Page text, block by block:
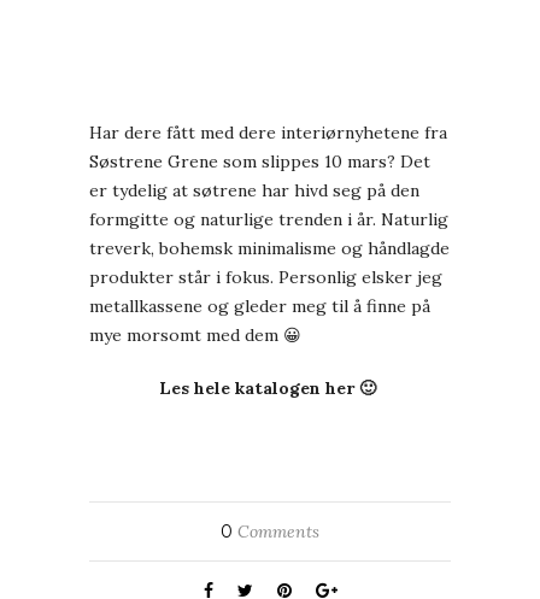
Har dere fått med dere interiørnyhetene fra
Søstrene Grene som slippes 10 mars? Det
er tydelig at søtrene har hivd seg på den
formgitte og naturlige trenden i år. Naturlig
treverk, bohemsk minimalisme og håndlagde
produkter står i fokus. Personlig elsker jeg
metallkassene og gleder meg til å finne på
mye morsomt med dem 😀
Les hele katalogen her 🙂
0 Comments